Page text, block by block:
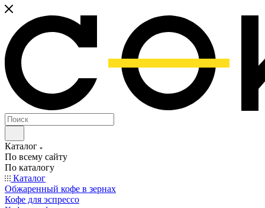
Каталог
По всему сайту
По каталогу
Каталог
Обжаренный кофе в зернах
Кофе для эспрессо